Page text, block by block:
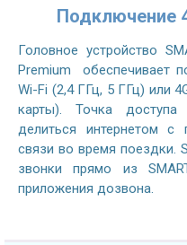
Подключение
Головное устройство
Premium обеспечивает
Wi-Fi (2,4 ГГц, 5 ГГц) или
карты). Точка
делиться интернетом с
связи во время поездки.
звонки прямо из
приложения дозвона.